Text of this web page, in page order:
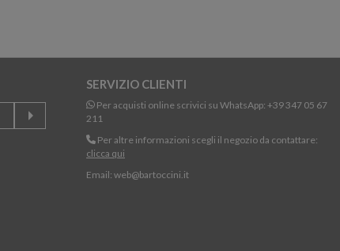
SERVIZIO CLIENTI
Per acquisti online scrivici su WhatsApp: +39 347 05 67
211
Per altre informazioni scegli il negozio da contattare:
clicca qui
Email: web@bartoccini.it